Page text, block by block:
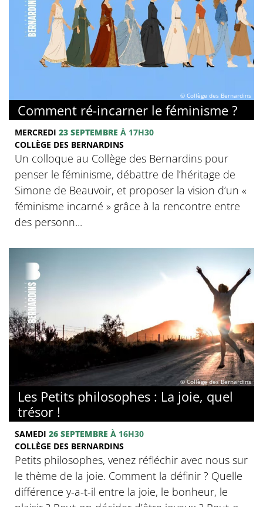
© Collège des Bernardins
Comment ré-incarner le féminisme ?
MERCREDI 23 SEPTEMBRE À 17H30
COLLÈGE DES BERNARDINS
Un colloque au Collège des Bernardins pour
penser le féminisme, débattre de l’héritage de
Simone de Beauvoir, et proposer la vision d’un «
féminisme incarné » grâce à la rencontre entre
des personn...
© Collège des Bernardins
Les Petits philosophes : La joie, quel
trésor !
SAMEDI 26 SEPTEMBRE À 16H30
COLLÈGE DES BERNARDINS
Petits philosophes, venez réfléchir avec nous sur
le thème de la joie. Comment la définir ? Quelle
différence y-a-t-il entre la joie, le bonheur, le